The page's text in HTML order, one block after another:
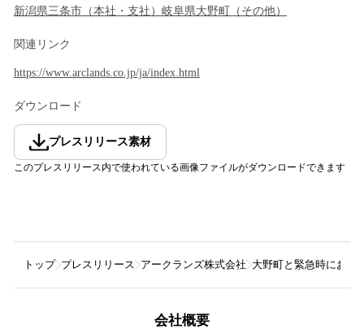
新潟県三条市 （本社・支社 ） 岐阜県大野町 （ その他）
関連リンク
https://www.arclands.co.jp/ja/index.html
ダウンロード
プレスリリース素材
このプレスリリース内で使われている画像ファイルがダウンロードできます
トップ プレスリリース アークランズ株式会社 大野町と緊急時におけ
会社概要